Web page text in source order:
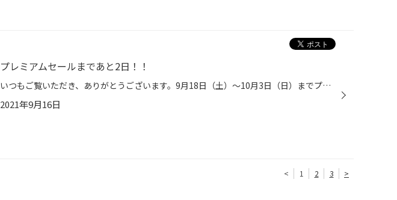
プレミアムセールまであと2日！！
いつもご覧いただき、ありがとうございます。9月18日（土）～10月3日（日）までプレミアムセール開催いたします。お得な商品が盛りだくさん！！タイヤお見積り無料です。お気軽に、ご来店ください！！
2021年9月16日
< 1 2 3 >